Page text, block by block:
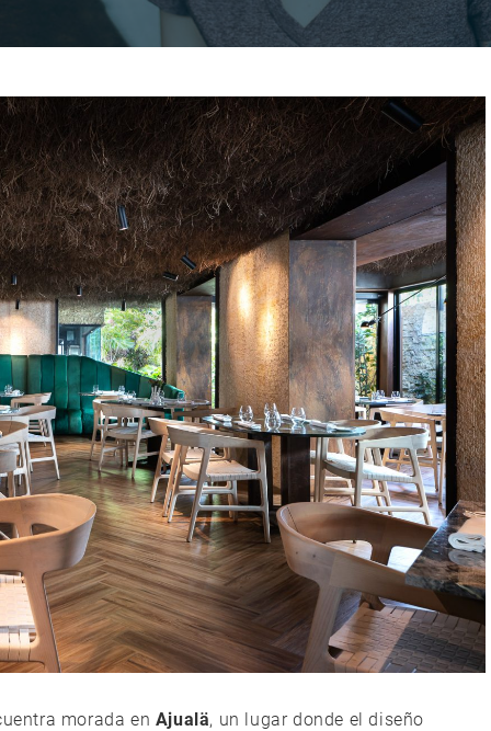
morada en Ajualä, un lugar donde el diseño